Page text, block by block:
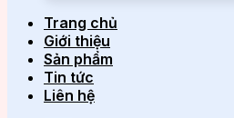
Trang chủ
Giới thiệu
Sản phẩm
Tin tức
Liên hệ